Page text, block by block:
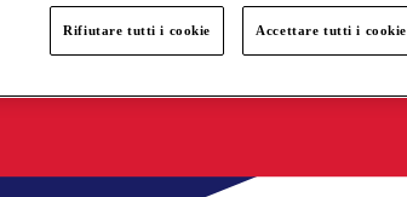
Rifiutare tutti i cookie Accettare tutti i cookie